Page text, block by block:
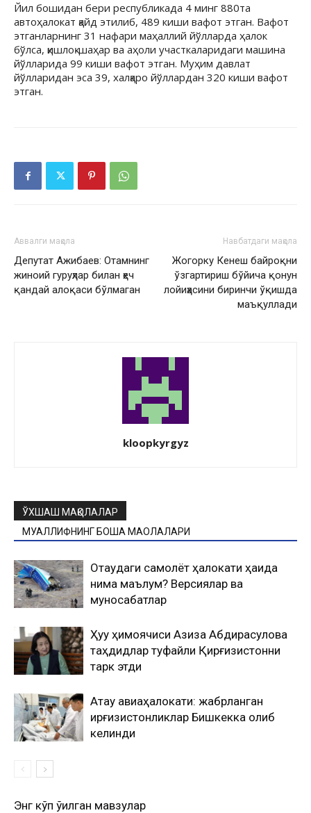
Йил бошидан бери республикада 4 минг 880та
автоҳалокат қайд этилиб, 489 киши вафот этган. Вафот
этганларнинг 31 нафари маҳаллий йўлларда ҳалок
бўлса, қишлоқ-шаҳар ва аҳоли участкаларидаги машина
йўлларида 99 киши вафот этган. Муҳим давлат
йўлларидан эса 39, халқаро йўллардан 320 киши вафот
этган.
Аввалги мақола
Депутат Ажибаев: Отамнинг
жиноий гуруҳлар билан ҳеч
қандай алоқаси бўлмаган
Навбатдаги мақола
Жогорку Кенеш байроқни
ўзгартириш бўйича қонун
лойиҳасини биринчи ўқишда
маъқуллади
kloopkyrgyz
ЎХШАШ МАҚОЛАЛАР
МУАЛЛИФНИНГ БОШҚА МАҚОЛАЛАРИ
Оқтаудаги самолёт ҳалокати ҳақида
нима маълум? Версиялар ва
муносабатлар
Ҳуқуқ ҳимоячиси Азиза Абдирасулова
таҳдидлар туфайли Қирғизистонни
тарк этди
Ақтау авиаҳалокати: жабрланган
қирғизистонликлар Бишкекка олиб
келинди
Энг кўп ўқилган мавзулар